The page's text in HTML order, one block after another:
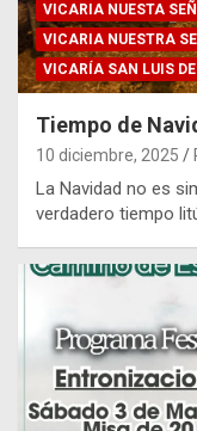
VICARIA NUESTA
VICARIA NUESTRA
VICARÍA SAN LUIS
Tiempo de
10 diciembre, 2025
La Navidad no es
verdadero tiempo